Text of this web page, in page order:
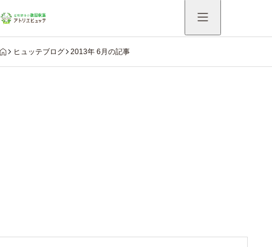
HOME
ヒュッテブログ 2013年 6月の記事